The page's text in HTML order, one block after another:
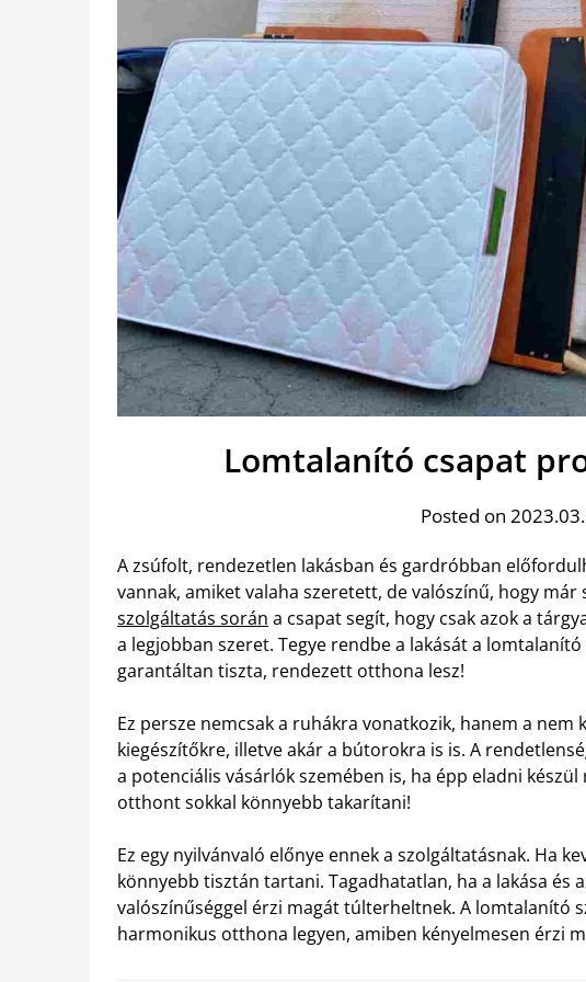
Lomtalanító csapat
Posted on
A zsúfolt, rendezetlen lakásban és gardróbban
vannak, amiket valaha szeretett, de valószínű, hogy már
szolgáltatás során a csapat segít, hogy csak azok a
a legjobban szeret. Tegye rendbe a lakását a
garantáltan tiszta, rendezett otthona lesz!
Ez persze nemcsak a ruhákra vonatkozik, hanem a
kiegészítőkre, illetve akár a bútorokra is is. A
a potenciális vásárlók szemében is, ha épp eladni
otthont sokkal könnyebb takarítani!
Ez egy nyilvánvaló előnye ennek a szolgáltatásnak. Ha
könnyebb tisztán tartani. Tagadhatatlan, ha a lakása és
valószínűséggel érzi magát túlterheltnek. A lomtalanító
harmonikus otthona legyen, amiben kényelmesen érzi